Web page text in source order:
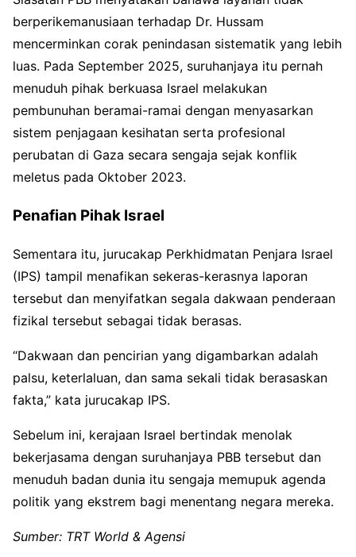
berperikemanusiaan terhadap Dr. Hussam
mencerminkan corak penindasan sistematik yang lebih
luas. Pada September 2025, suruhanjaya itu pernah
menuduh pihak berkuasa Israel melakukan
pembunuhan beramai-ramai dengan menyasarkan
sistem penjagaan kesihatan serta profesional
perubatan di Gaza secara sengaja sejak konflik
meletus pada Oktober 2023.
Penafian Pihak Israel
Sementara itu, jurucakap Perkhidmatan Penjara Israel
(IPS) tampil menafikan sekeras-kerasnya laporan
tersebut dan menyifatkan segala dakwaan penderaan
fizikal tersebut sebagai tidak berasas.
“Dakwaan dan pencirian yang digambarkan adalah
palsu, keterlaluan, dan sama sekali tidak berasaskan
fakta,” kata jurucakap IPS.
Sebelum ini, kerajaan Israel bertindak menolak
bekerjasama dengan suruhanjaya PBB tersebut dan
menuduh badan dunia itu sengaja memupuk agenda
politik yang ekstrem bagi menentang negara mereka.
Sumber: TRT World & Agensi